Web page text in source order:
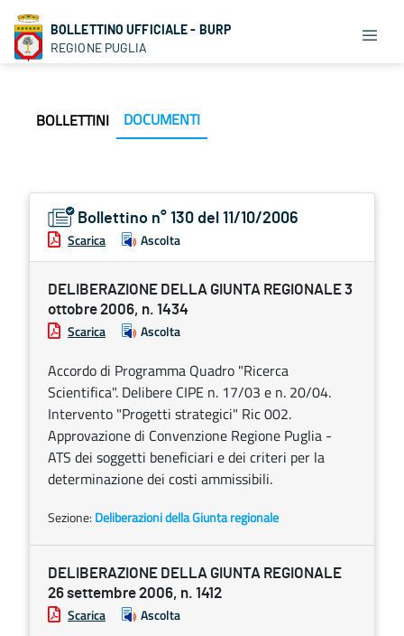
BOLLETTINO UFFICIALE - BURP
REGIONE PUGLIA
BOLLETTINI DOCUMENTI
Bollettino n° 130 del 11/10/2006
Scarica Ascolta
DELIBERAZIONE DELLA GIUNTA REGIONALE 3
ottobre 2006, n. 1434
Scarica Ascolta
Accordo di Programma Quadro "Ricerca
Scientifica". Delibere CIPE n. 17/03 e n. 20/04.
Intervento "Progetti strategici" Ric 002.
Approvazione di Convenzione Regione Puglia -
ATS dei soggetti beneficiari e dei criteri per la
determinazione dei costi ammissibili.
Sezione: Deliberazioni della Giunta regionale
DELIBERAZIONE DELLA GIUNTA REGIONALE
26 settembre 2006, n. 1412
Scarica Ascolta